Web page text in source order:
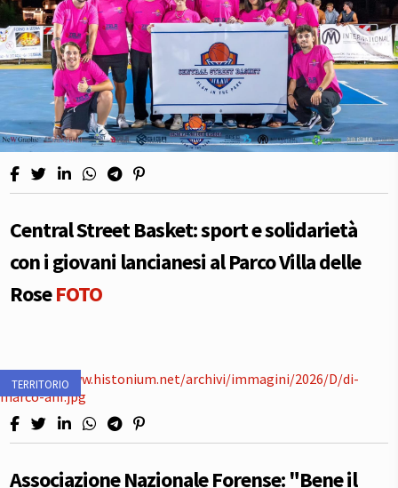
Central Street Basket: sport e solidarietà
con i giovani lancianesi al Parco Villa delle
RoseFOTO
TERRITORIO
Associazione Nazionale Forense: "Bene il